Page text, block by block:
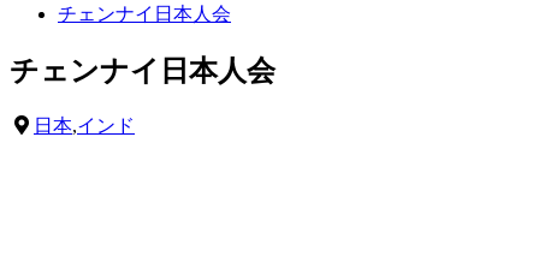
チェンナイ日本人会
チェンナイ日本人会
日本,インド